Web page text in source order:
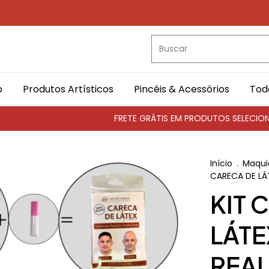
Produtos Artísticos Pincéis & Acessórios
FRETE GRÁTIS EM PRODUTOS
Início .
CARECA DE
KIT